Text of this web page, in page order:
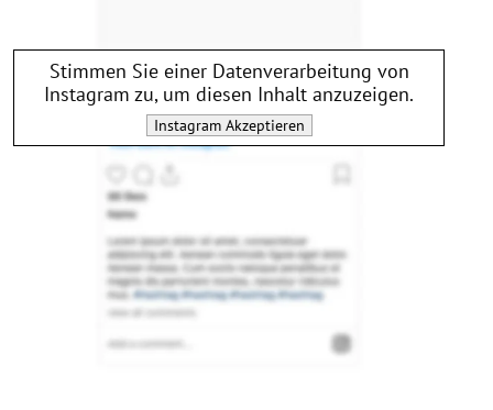
Stimmen Sie einer Datenverarbeitung von
Instagram zu, um diesen Inhalt anzuzeigen.
InstagramAkzeptieren